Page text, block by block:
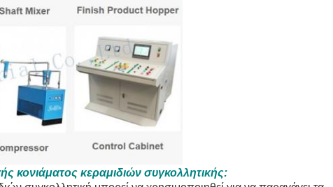
κεραμιδιών συγκολλητικής: